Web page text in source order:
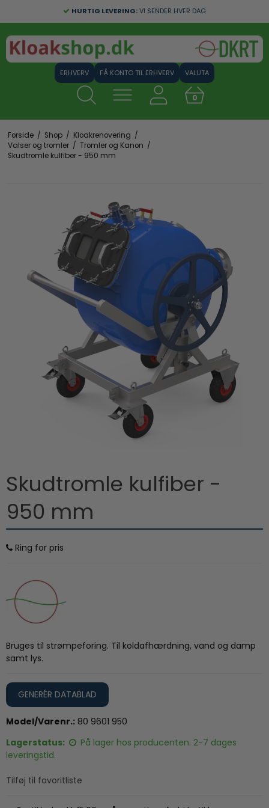
HURTIG LEVERING:VI SENDER HVER DAG
FÅ KONTO TIL ERHVERV VALUTA
0
Forside / Shop / Kloakrenovering /
Valser og tromler / Tromler og Kanon /
Skudtromle kulfiber - 950 mm
Skudtromle kulfiber -
950 mm
Ring for pris
Bruges til strømpeforing. Til koldafhærdning, vand og damp
samt lys.
GENERÉR DATABLAD
Model/Varenr.: 80 9601 950
Lagerstatus:
På lager hos producenten. 2-7 dages
leveringstid.
Tilføj til favoritliste